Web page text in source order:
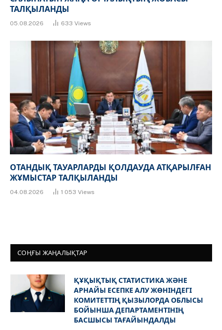
ТАЛҚЫЛАНДЫ
05.08.2026 633 Views
ОТАНДЫҚ ТАУАРЛАРДЫ ҚОЛДАУДА АТҚАРЫЛҒАН
ЖҰМЫСТАР ТАЛҚЫЛАНДЫ
04.08.2026 1 053 Views
СОҢҒЫ ЖАҢАЛЫҚТАР
ҚҰҚЫҚТЫҚ СТАТИСТИКА ЖӘНЕ
АРНАЙЫ ЕСЕПКЕ АЛУ ЖӨНІНДЕГІ
КОМИТЕТТІҢ ҚЫЗЫЛОРДА ОБЛЫСЫ
БОЙЫНША ДЕПАРТАМЕНТІНІҢ
БАСШЫСЫ ТАҒАЙЫНДАЛДЫ